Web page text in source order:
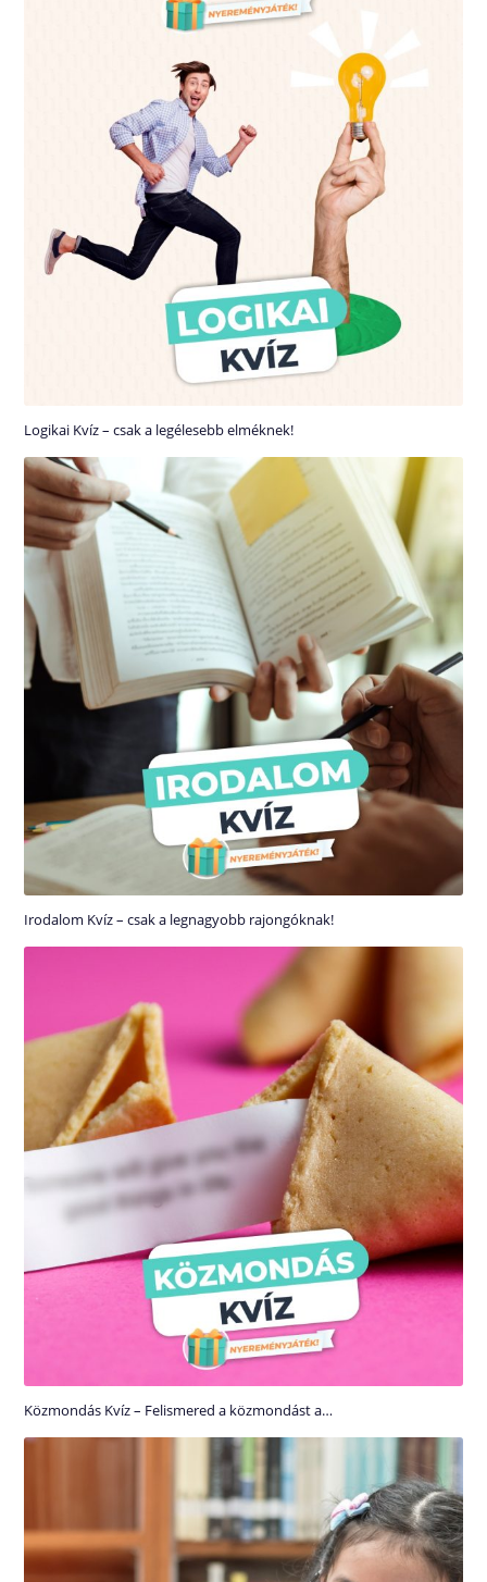
Logikai Kvíz – csak a legélesebb elméknek!
Irodalom Kvíz – csak a legnagyobb rajongóknak!
Közmondás Kvíz – Felismered a közmondást a…